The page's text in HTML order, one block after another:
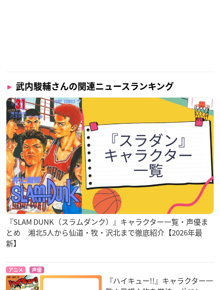
武内駿輔さんの関連ニュースランキング
『SLAM DUNK（スラムダンク）』キャラクター一覧・声優ま
とめ 湘北5人から仙道・牧・沢北まで徹底紹介【2026年最
新】
アニメ 声優
『ハイキュー!!』キャラクター一